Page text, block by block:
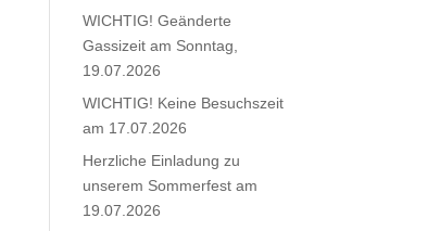
WICHTIG! Geänderte
Gassizeit am Sonntag,
19.07.2026
WICHTIG! Keine Besuchszeit
am 17.07.2026
Herzliche Einladung zu
unserem Sommerfest am
19.07.2026